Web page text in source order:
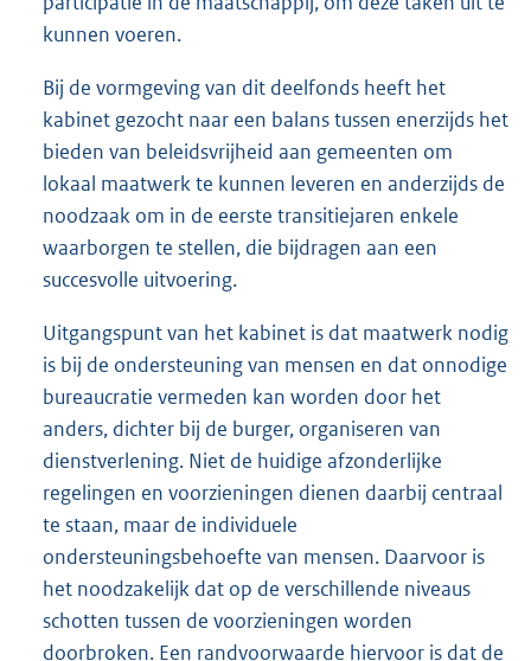
kunnen voeren.
Bij de vormgeving van dit deelfonds heeft het
kabinet gezocht naar een balans tussen enerzijds het
bieden van beleidsvrijheid aan gemeenten om
lokaal maatwerk te kunnen leveren en anderzijds de
noodzaak om in de eerste transitiejaren enkele
waarborgen te stellen, die bijdragen aan een
succesvolle uitvoering.
Uitgangspunt van het kabinet is dat maatwerk nodig
is bij de ondersteuning van mensen en dat onnodige
bureaucratie vermeden kan worden door het
anders, dichter bij de burger, organiseren van
dienstverlening. Niet de huidige afzonderlijke
regelingen en voorzieningen dienen daarbij centraal
te staan, maar de individuele
ondersteuningsbehoefte van mensen. Daarvoor is
het noodzakelijk dat op de verschillende niveaus
schotten tussen de voorzieningen worden
doorbroken. Een randvoorwaarde hiervoor is dat de